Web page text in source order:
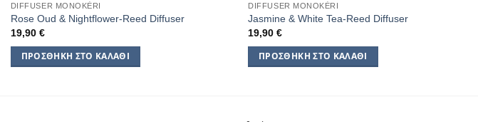
DIFFUSER MONOKÈRI
Rose Oud & Nightflower-Reed Diffuser
19,90 €
ΠΡΟΣΘΉΚΗ ΣΤΟ ΚΑΛΆΘΙ
DIFFUSER MONOKÈRI
Jasmine & White Tea-Reed Diffuser
19,90€
ΠΡΟΣΘΉΚΗ ΣΤΟ ΚΑΛΆΘΙ